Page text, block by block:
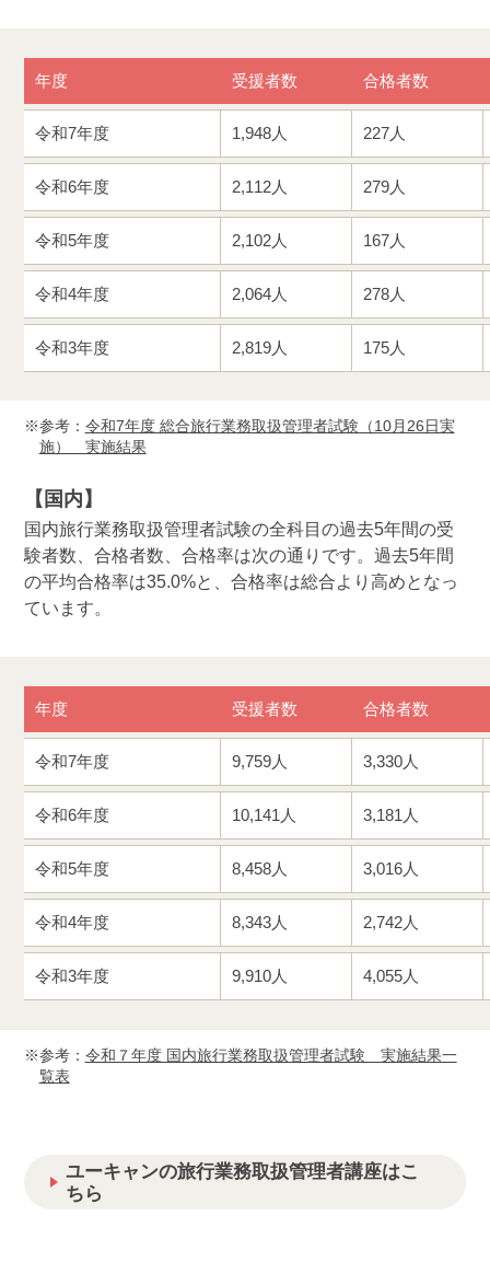
年度 受援者数 合格者数
令和7年度 1,948人 227人
令和6年度 2,112人 279人
令和5年度 2,102人 167人
令和4年度 2,064人 278人
令和3年度 2,819人 175人
参考： 令和7年度 総合旅行業務取扱管理者試験（10月26日実
施） 実施結果
【国内】
国内旅行業務取扱管理者試験の全科目の過去5年間の受
験者数、合格者数、合格率は次の通りです。過去5年間
の平均合格率は35.0%と、合格率は総合より高めとなっ
ています。
年度 受援者数 合格者数
令和7年度 9,759人 3,330人
令和6年度 10,141人 3,181人
令和5年度 8,458人 3,016人
令和4年度 8,343人 2,742人
令和3年度 9,910人 4,055人
参考： 令和７年度 国内旅行業務取扱管理者試験 実施結果一
覧表
ユーキャンの旅行業務取扱管理者講座はこ
ちら